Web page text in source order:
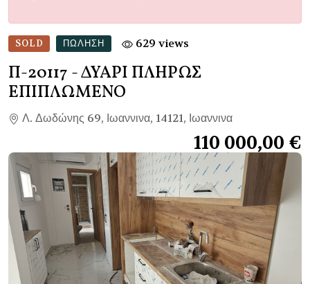
SOLD ΠΏΛΗΣΗ 629 views
Π-20117 - ΔΥΑΡΙ ΠΛΗΡΩΣ
ΕΠΙΠΛΩΜΕΝΟ
Λ. Δωδώνης 69, Ιωαννινα, 14121, Ιωαννινα
110 000,00 €